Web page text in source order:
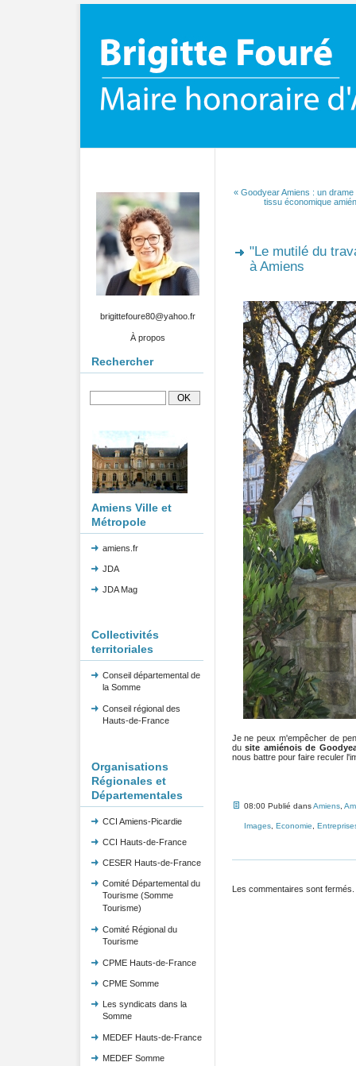
brigittefoure80@yahoo.fr
À propos
Rechercher
Amiens Ville et
Métropole
amiens.fr
JDA
JDA Mag
Collectivités
territoriales
Conseil départemental de
la Somme
Conseil régional des
Hauts-de-France
Organisations
Régionales et
Départementales
CCI Amiens-Picardie
CCI Hauts-de-France
CESER Hauts-de-France
Comité Départemental du
Tourisme (Somme
Tourisme)
Comité Régional du
Tourisme
CPME Hauts-de-France
CPME Somme
Les syndicats dans la
Somme
MEDEF Hauts-de-France
MEDEF Somme
« Goodyear Amiens : un
tissu économique
"Le mutilé du
à Amiens
Je ne peux m'empêcher de
du site amiénois de
nous battre pour faire reculer
08:00 Publié dansAmiens,
Images, Economie,
Les commentaires sont fermés.